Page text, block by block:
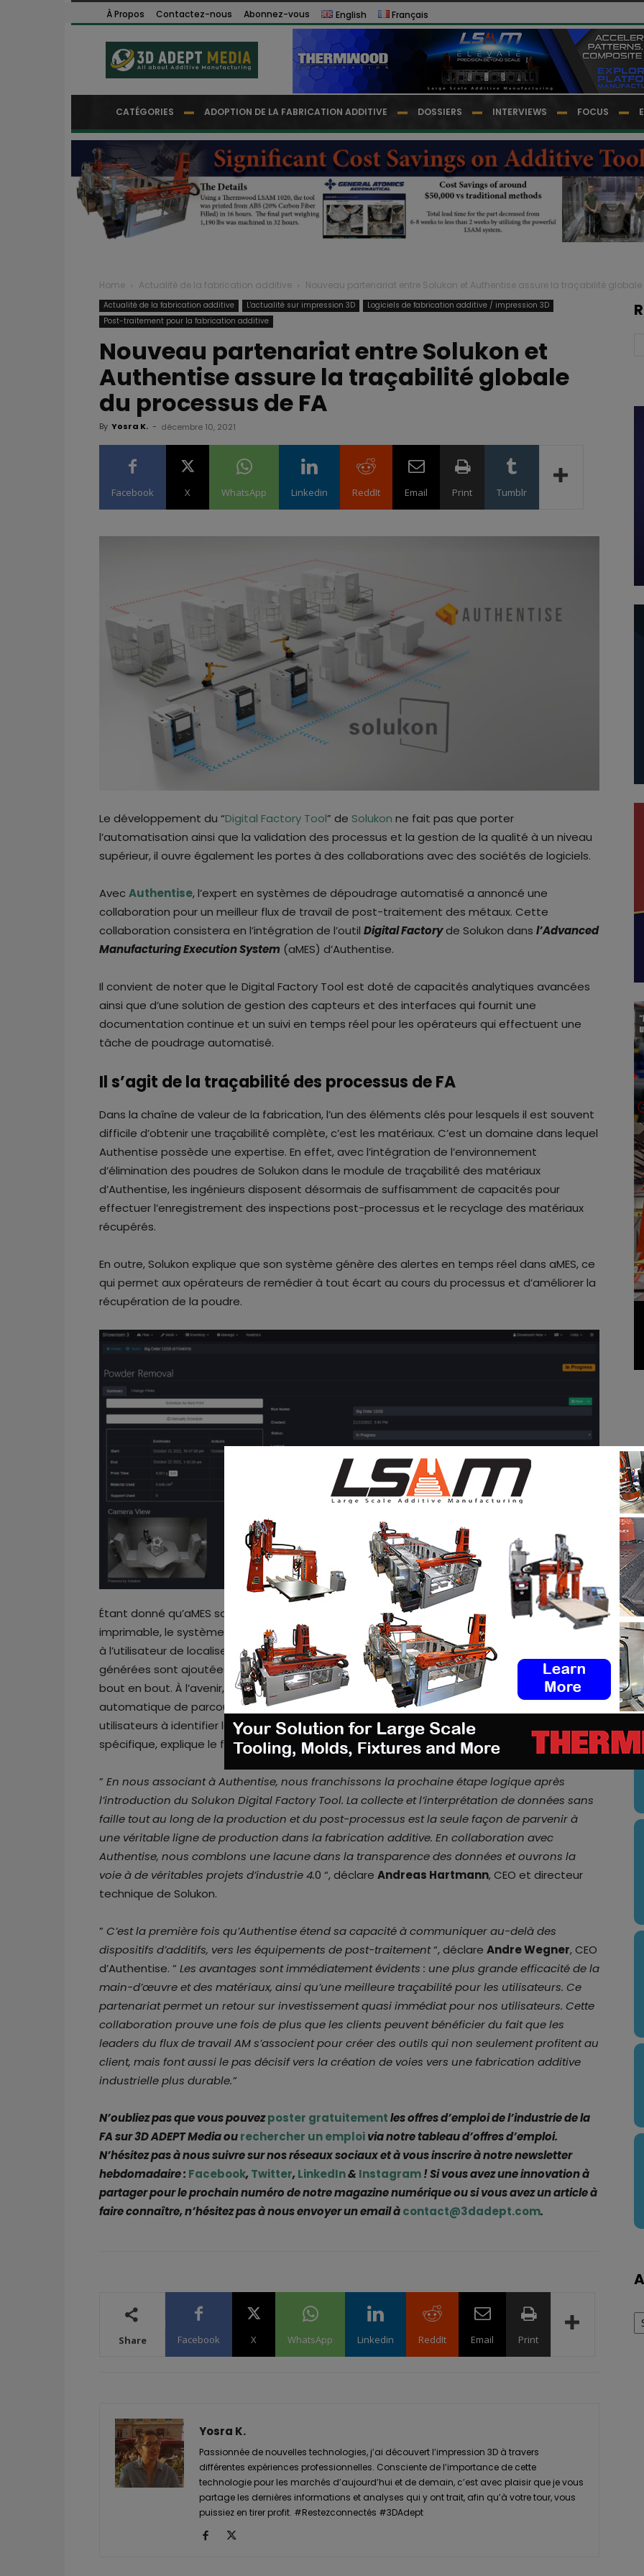
À Propos Contactez-nous Abonnez-vous English Français
CATÉGORIES ADOPTION DE LA FABRICATION ADDITIVE DOSSIERS INTERVIEWS FOCUS
Home Actualité de la fabrication additive Nouveau partenariat entre Solukon et Authentise assure la traçabilité
Actualité de la fabrication additive L'actualité sur impression 3D
Logiciels de fabrication additive / impression 3D
Post-traitement pour la fabrication additive
Nouveau partenariat entre Solukon et
Authentise assure la traçabilité globale
du processus de FA
By Yosra K. - décembre 10, 2021
Facebook X WhatsApp Linkedin ReddIt Email Print Tumblr
Le développement du “Digital Factory Tool” de Solukon ne fait pas que porter
l’automatisation ainsi que la validation des processus et la gestion de la qualité à un niveau
supérieur, il ouvre également les portes à des collaborations avec des sociétés de logiciels.
AvecAuthentise, l’expert en systèmes de dépoudrage automatisé a annoncé une
collaboration pour un meilleur flux de travail de post-traitement des métaux. Cette
collaboration consistera en l’intégration de l’outil Digital Factoryde Solukon dans l’Advanced
Manufacturing Execution System (aMES) d’Authentise.
Il convient de noter que le Digital Factory Tool est doté de capacités analytiques avancées
ainsi que d’une solution de gestion des capteurs et des interfaces qui fournit une
documentation continue et un suivi en temps réel pour les opérateurs qui effectuent une
tâche de poudrage automatisé.
Il s’agit de la traçabilité des processus de FA
Dans la chaîne de valeur de la fabrication, l’un des éléments clés pour lesquels il est souvent
difficile d’obtenir une traçabilité complète, c’est les matériaux. C’est un domaine dans lequel
Authentise possède une expertise. En effet, avec l’intégration de l’environnement
d’élimination des poudres de Solukon dans le module de traçabilité des matériaux
d’Authentise, les ingénieurs disposent désormais de suffisamment de capacités pour
effectuer l’enregistrement des inspections post-processus et le recyclage des matériaux
récupérés.
En outre, Solukon explique que son système génère des alertes en temps réel dans aMES, ce
qui permet aux opérateurs de remédier à tout écart au cours du processus et d’améliorer la
récupération de la poudre.
Étant donné qu’aMES saisit déjà les données des machines de FA et gère la géométrie
imprimable, le système transmet automatiquement ces informations à Solukon, ce qui évite
à l’utilisateur de localiser et de télécharger ces informations séparément. Les informations
générées sont ajoutées au rapport de pièce existant d’aMES pour assurer une traçabilité de
bout en bout. À l’avenir, les deux sociétés ont pour objectif d’intégrer la création
automatique de parcours d’outils de Solukon dans Authentise aMES afin d’aider les
utilisateurs à identifier le processus de poudrage automatisé optimal pour leur application
spécifique, explique le fabricant dans un communiqué de presse.
” En nous associant à Authentise, nous franchissons la prochaine étape logique après
l’introduction du Solukon Digital Factory Tool. La collecte et l’interprétation de données sans
faille tout au long de la production et du post-processus est la seule façon de parvenir à
une véritable ligne de production dans la fabrication additive. En collaboration avec
Authentise, nous comblons une lacune dans la transparence des données et ouvrons la
voie à de véritables projets d’industrie 4.0 “, déclare Andreas Hartmann, CEO et directeur
technique de Solukon.
” C’est la première fois qu’Authentise étend sa capacité à communiquer au-delà des
dispositifs d’additifs, vers les équipements de post-traitement“, déclare Andre Wegner, CEO
d’Authentise. ” Les avantages sont immédiatement évidents : une plus grande efficacité de la
main-d’œuvre et des matériaux, ainsi qu’une meilleure traçabilité pour les utilisateurs. Ce
partenariat permet un retour sur investissement quasi immédiat pour nos utilisateurs. Cette
collaboration prouve une fois de plus que les clients peuvent bénéficier du fait que les
leaders du flux de travail AM s’associent pour créer des outils qui non seulement profitent au
client, mais font aussi le pas décisif vers la création de voies vers une fabrication additive
industrielle plus durable.”
N’oubliez pas que vous pouvezposter gratuitementles offres d’emploi de l’industrie de la
FA sur 3D ADEPT Media ourechercher un emploivia notre tableau d’offres d’emploi.
N’hésitez pas à nous suivre sur nos réseaux sociaux et à vous inscrire à notre newsletter
hebdomadaire : Facebook,Twitter,LinkedIn& Instagram! Si vous avez une innovation à
partager pour le prochain numéro de notre magazine numérique ou si vous avez un article à
faire connaître, n’hésitez pas à nous envoyer un email àcontact@3dadept.com.
Share Facebook X WhatsApp Linkedin ReddIt Email Print
Yosra K.
Passionnée de nouvelles technologies, j’ai découvert l’impression 3D à travers
différentes expériences professionnelles. Consciente de l’importance de cette
technologie pour les marchés d’aujourd’hui et de demain, c’est avec plaisir que je vous
partage les dernières informations et analyses qui y ont trait, afin qu’à votre tour, vous
puissiez en tirer profit. #Restezconnectés #3DAdept